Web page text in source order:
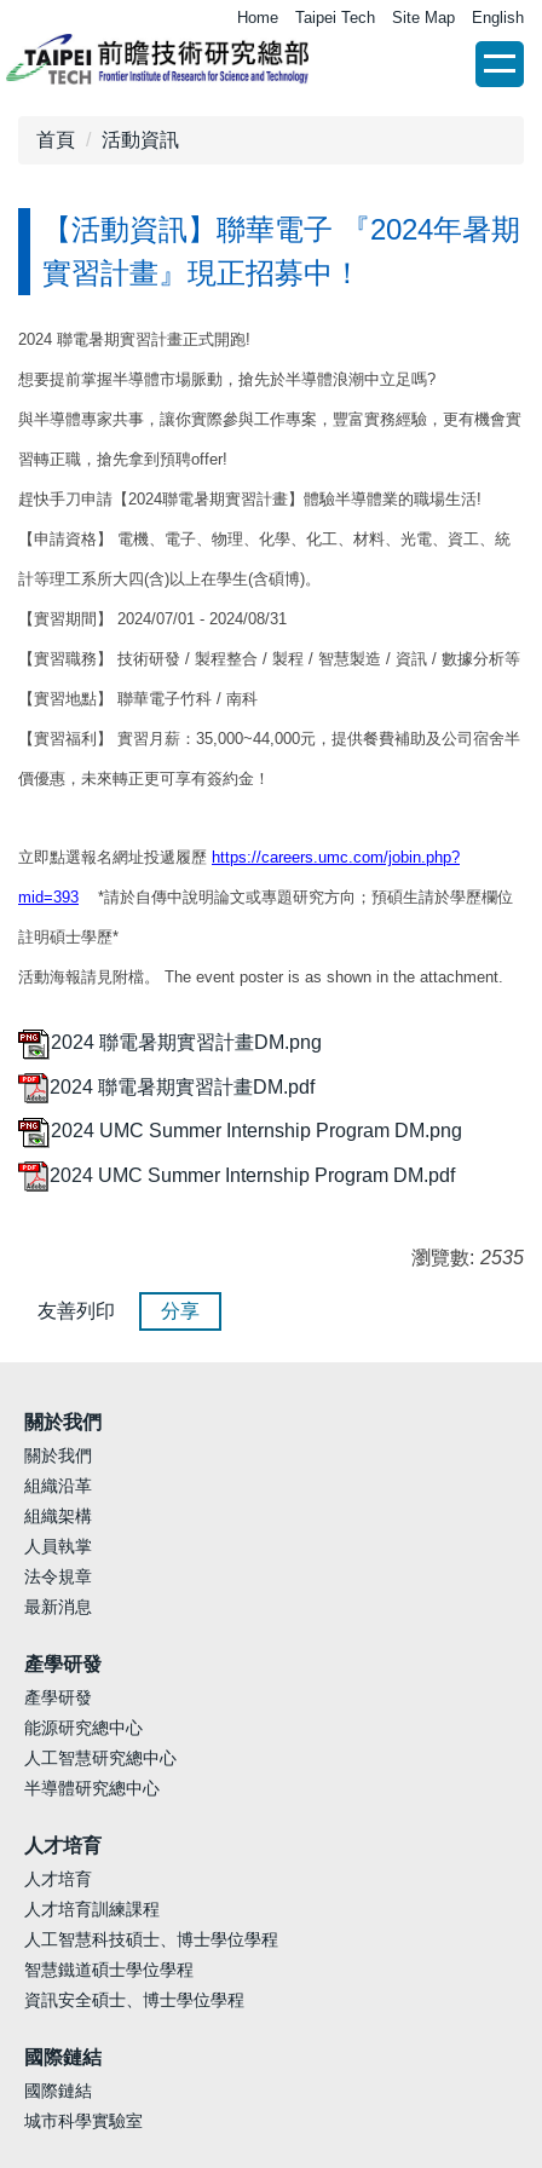
到
主
Home Taipei Tech Site Map English
首頁 活動資訊
【活動資訊】聯華電子 『2024年暑期
實習計畫』現正招募中！
2024 聯電暑期實習計畫正式開跑!
想要提前掌握半導體市場脈動，搶先於半導體浪潮中立足嗎?
與半導體專家共事，讓你實際參與工作專案，豐富實務經驗，更有機會實
習轉正職，搶先拿到預聘offer!
趕快手刀申請【2024聯電暑期實習計畫】體驗半導體業的職場生活!
【申請資格】 電機、電子、物理、化學、化工、材料、光電、資工、統
計等理工系所大四(含)以上在學生(含碩博)。
【實習期間】 2024/07/01 - 2024/08/31
【實習職務】 技術研發 / 製程整合 / 製程 / 智慧製造 / 資訊 / 數據分析等
【實習地點】 聯華電子竹科 / 南科
【實習福利】 實習月薪：35,000~44,000元，提供餐費補助及公司宿舍半
價優惠，未來轉正更可享有簽約金！
立即點選報名網址投遞履歷 https://careers.umc.com/jobin.php?
mid=393 *請於自傳中說明論文或專題研究方向；預碩生請於學歷欄位
註明碩士學歷*
活動海報請見附檔。 The event poster is as shown in the attachment.
2024 聯電暑期實習計畫DM.png
2024 聯電暑期實習計畫DM.pdf
2024 UMC Summer Internship Program DM.png
2024 UMC Summer Internship Program DM.pdf
瀏覽數: 2535
友善列印 分享
關於我們
關於我們
組織沿革
組織架構
人員執掌
法令規章
最新消息
產學研發
產學研發
能源研究總中心
人工智慧研究總中心
半導體研究總中心
人才培育
人才培育
人才培育訓練課程
人工智慧科技碩士、博士學位學程
智慧鐵道碩士學位學程
資訊安全碩士、博士學位學程
國際鏈結
國際鏈結
城市科學實驗室